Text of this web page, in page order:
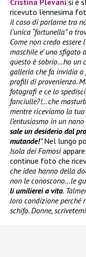
Cristina Plevani si è
ricevuto l’ennesima
il caso di parlarne tra
l’unica “fortunella” a
Come non credo essere
maschile e’ uno sfigato
questo è sobrio…ho un
galleria che fa invidia
profili di provenienza.
fotografi e ce lo
fanciulle?!…che
mentre riceviamo la
l’entusiasmo in un
sale un desiderio dal
mutande!”Nel lungo
Isola dei Famosi
continue foto che
che idea hanno della
non le conoscono…le
li umilierei a vita.
loro condizione perché
schifo. Donne,